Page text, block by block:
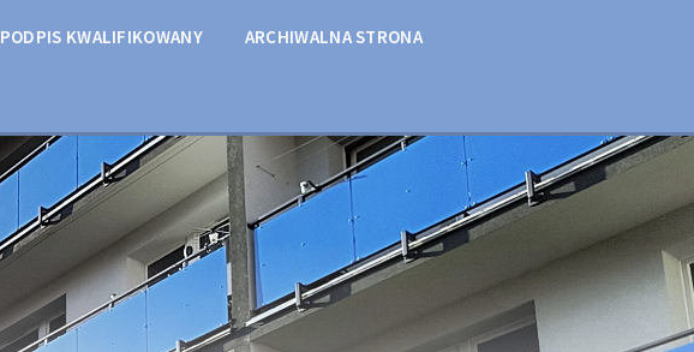
PODPIS KWALIFIKOWANY ARCHIWALNA STRONA